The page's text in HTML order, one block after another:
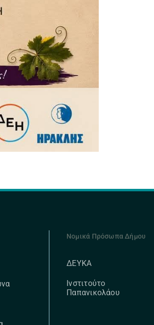
Νομικά Πρόσωπα Δήμου
ΔΕΥΚΑ
Ινστιτούτο
Παπανικολάου